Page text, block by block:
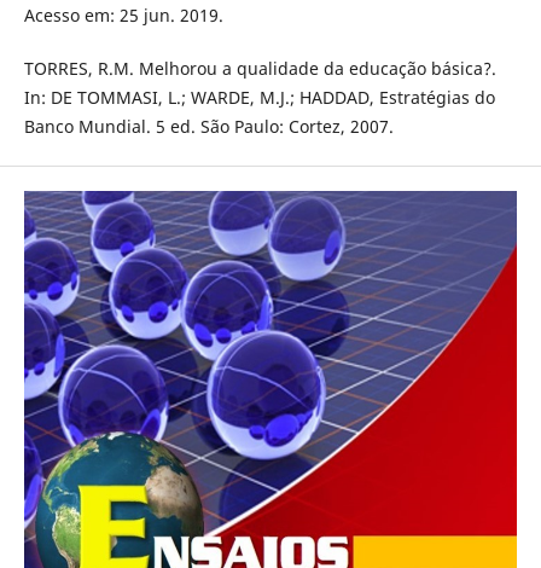
Acesso em: 25 jun. 2019.
TORRES, R.M. Melhorou a qualidade da educação básica?.
In: DE TOMMASI, L.; WARDE, M.J.; HADDAD, Estratégias do
Banco Mundial. 5 ed. São Paulo: Cortez, 2007.